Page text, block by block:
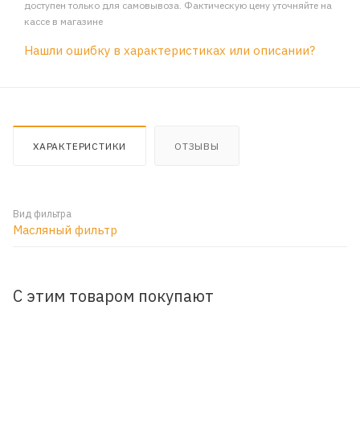
доступен только для самовывоза. Фактическую цену уточняйте на
кассе в магазине
Нашли ошибку в характеристиках или описании?
ХАРАКТЕРИСТИКИ ОТЗЫВЫ
Вид фильтра
Масляный фильтр
С этим товаром покупают